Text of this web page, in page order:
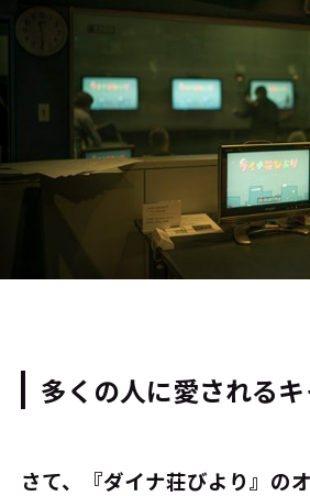
多くの人に愛される
――さて、『ダイナ荘びより』の